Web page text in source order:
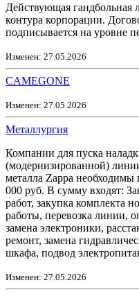
Действующая гандбольная
контура корпорации.
подписывается на уровне
Изменен: 27.05.2026
CAMEGONE
Изменен: 27.05.2026
Металлургия
Компании для пуска
(модернизированной)
металла Zappa
000 руб. В сумму входят:
работ, закупка комплекта
работы, перевозка линии,
замена электроники,
ремонт, замена
шкафа, подвод
Изменен: 27.05.2026